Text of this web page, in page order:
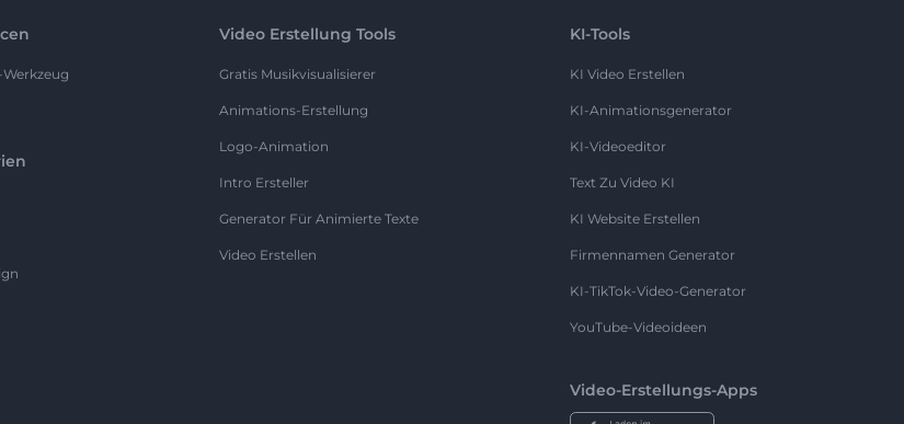
Video Erstellung Tools
Gratis Musikvisualisierer
Animations-Erstellung
Logo-Animation
Intro Ersteller
Generator Für Animierte Texte
Video Erstellen
KI-Tools
KI Video Erstellen
KI-Animationsgenerator
KI-Videoeditor
Text Zu Video KI
KI Website Erstellen
Firmennamen Generator
KI-TikTok-Video-Generator
YouTube-Videoideen
Video-Erstellungs-Apps